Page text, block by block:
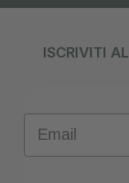
ISCRIVITI
Email